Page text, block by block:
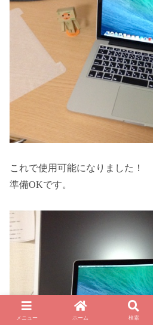
これで使用可能になりました！
準備OKです。
メニュー ホーム 検索